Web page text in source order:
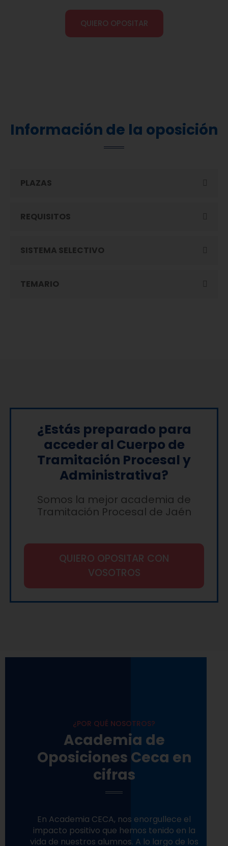
QUIERO OPOSITAR
Información de la oposición
PLAZAS
REQUISITOS
SISTEMA SELECTIVO
TEMARIO
¿Estás preparado para
acceder al Cuerpo de
Tramitación Procesal y
Administrativa?
Somos la mejor academia de
Tramitación Procesal de Jaén
QUIERO OPOSITAR CON
VOSOTROS
¿POR QUÉ NOSOTROS?
Academia de
Oposiciones Ceca en
cifras
En Academia CECA, nos enorgullece el
impacto positivo que hemos tenido en la
vida de nuestros alumnos. A lo largo de los